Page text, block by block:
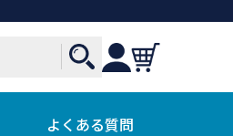
よくある質問